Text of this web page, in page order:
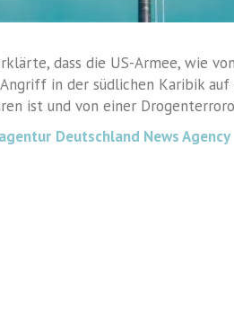
dass die US-Armee, wie
in der südlichen Karibik
ist und von einer
Deutschland News Agency